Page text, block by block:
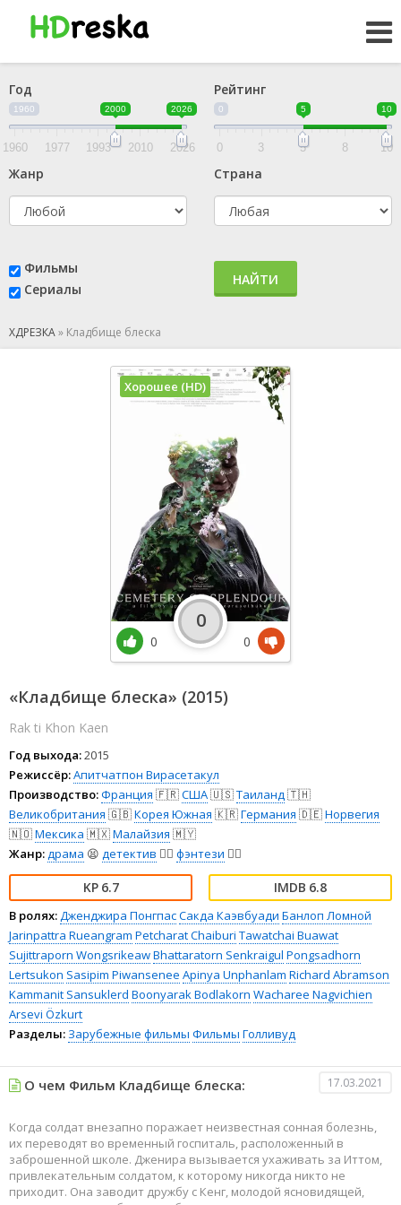
Год
1960 2000 2026
1960 1977 1993 2010 2026
Рейтинг
0 5 10
0 3 5 8 10
Жанр Страна
Фильмы
Сериалы
НАЙТИ
ХДРЕЗКА» Кладбище блеска
«Кладбище блеска» (2015)
Rak ti Khon Kaen
Год выхода:2015
Режиссёр:Апитчатпон Вирасетакул
Производство:Франция 🇫🇷США🇺🇸Таиланд🇹🇭
Великобритания 🇬🇧Корея Южная 🇰🇷Германия 🇩🇪Норвегия
🇳🇴Мексика 🇲🇽Малайзия 🇲🇾
Жанр:драма 😫 детектив 🕵️‍♂️ фэнтези 🧝‍♂️
6.7 6.8
В ролях:Дженджира ПонгпасСакда Каэвбуади Банлоп Ломной
Jarinpattra Rueangram Petcharat Chaiburi Tawatchai Buawat
Sujittraporn WongsrikeawBhattaratorn Senkraigul Pongsadhorn
Lertsukon Sasipim Piwansenee Apinya Unphanlam Richard Abramson
Kammanit Sansuklerd Boonyarak Bodlakorn Wacharee Nagvichien
Arsevi Özkurt
Разделы: Зарубежные фильмы Фильмы Голливуд
Хорошее (HD)
0
0
0
О чем Фильм Кладбище блеска: 17.03.2021
Когда солдат внезапно поражает неизвестная сонная болезнь,
их переводят во временный госпиталь, расположенный в
заброшенной школе. Дженира вызывается ухаживать за Иттом,
привлекательным солдатом, к которому никогда никто не
приходит. Она заводит дружбу с Кенг, молодой ясновидящей,